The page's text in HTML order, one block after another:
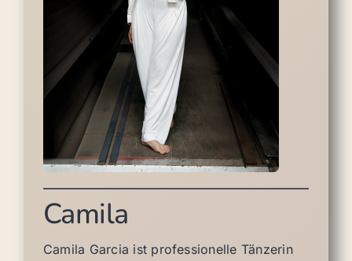
Camila
Camila Garcia ist professionelle Tänzerin